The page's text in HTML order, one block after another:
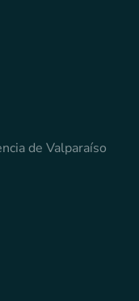
de Valparaíso